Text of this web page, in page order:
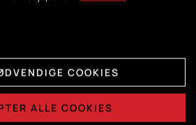
D325
COOKIES
ALLE COOKIES